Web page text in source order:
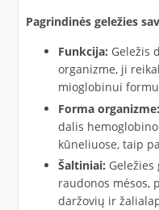
Pagrindinės geležies
Funkcija: Geležis
organizme, ji
mioglobinui
Forma organizme:
dalis
kūneliuose, taip
Šaltiniai:
raudonos mėsos,
daržovių ir